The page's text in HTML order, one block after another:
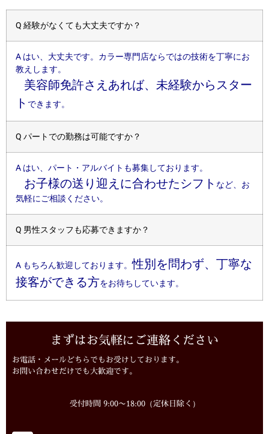
Q 経験がなくても大丈夫ですか？
A はい、大丈夫です。カラー専門店ならではの技術を丁寧にお
教えします。
美容師免許さえあれば、未経験からスター
ト できます。
Q パートでの勤務は可能ですか？
A はい、パート・アルバイトも募集しております。
お子様の送り迎えに合わせたシフト など、お
気軽にご相談ください。
Q 男性スタッフも応募できますか？
A もちろん歓迎しております。性別を問わず、丁寧な
接客ができる方をお待ちしています。
まずはお気軽にご連絡ください
お電話・メールどちらでもお受けしております。
お問い合わせだけでも大歓迎です。
受付時間 9:00〜18:00（定休日除く）